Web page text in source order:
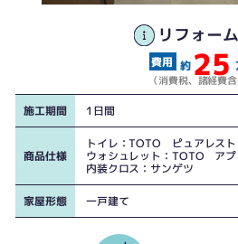
リフォー
約 25
（消費税、諸経費含
施工期間 1日間
商品仕様
トイレ：TOTO ピュアレスト
ウォシュレット：TOTO アプ
内装クロス：サンゲツ
家屋形態 一戸建て